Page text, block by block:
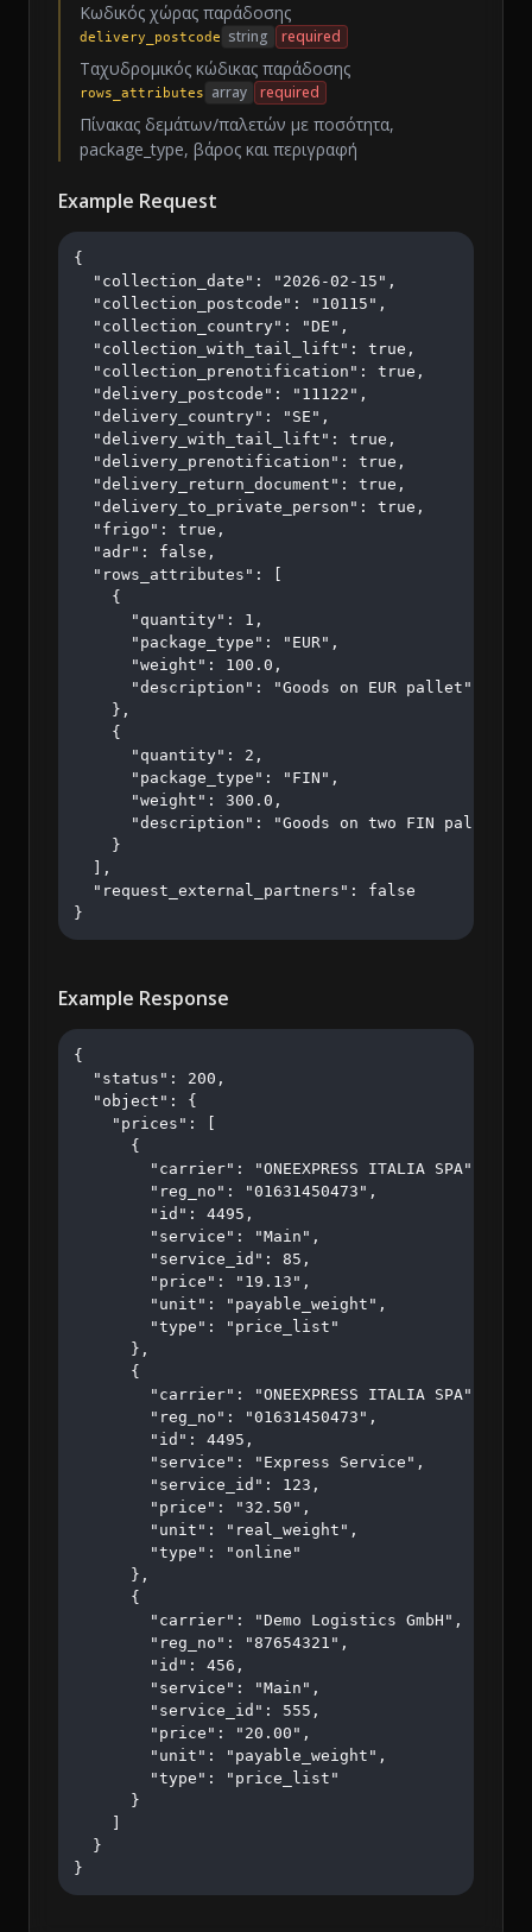
Κωδικός χώρας παράδοσης
delivery_postcode string required
Ταχυδρομικός κώδικας παράδοσης
rows_attributes array required
Πίνακας δεμάτων/παλετών με ποσότητα,
package_type, βάρος και περιγραφή
Example Request
{
  "collection_date": "2026-02-15",
  "collection_postcode": "10115",
  "collection_country": "DE",
  "collection_with_tail_lift": true,
  "collection_prenotification": true,
  "delivery_postcode": "11122",
  "delivery_country": "SE",
  "delivery_with_tail_lift": true,
  "delivery_prenotification": true,
  "delivery_return_document": true,
  "delivery_to_private_person": true,
  "frigo": true,
  "adr": false,
  "rows_attributes": [
    {
      "quantity": 1,
      "package_type": "EUR",
      "weight": 100.0,
      "description": "Goods on EUR pallet"
    },
    {
      "quantity": 2,
      "package_type": "FIN",
      "weight": 300.0,
      "description": "Goods on two FIN pallets"
    }
  ],
  "request_external_partners": false
}
Example Response
{
  "status": 200,
  "object": {
    "prices": [
      {
        "carrier": "ONEEXPRESS ITALIA SPA",
        "reg_no": "01631450473",
        "id": 4495,
        "service": "Main",
        "service_id": 85,
        "price": "19.13",
        "unit": "payable_weight",
        "type": "price_list"
      },
      {
        "carrier": "ONEEXPRESS ITALIA SPA",
        "reg_no": "01631450473",
        "id": 4495,
        "service": "Express Service",
        "service_id": 123,
        "price": "32.50",
        "unit": "real_weight",
        "type": "online"
      },
      {
        "carrier": "Demo Logistics GmbH",
        "reg_no": "87654321",
        "id": 456,
        "service": "Main",
        "service_id": 555,
        "price": "20.00",
        "unit": "payable_weight",
        "type": "price_list"
      }
  }
}